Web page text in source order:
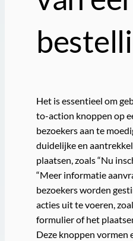
Het is essentieel om
to-action knoppen op
bezoekers aan te
duidelijke en
plaatsen, zoals “Nu
“Meer informatie
bezoekers worden
acties uit te voeren,
formulier of het
Deze knoppen vormen